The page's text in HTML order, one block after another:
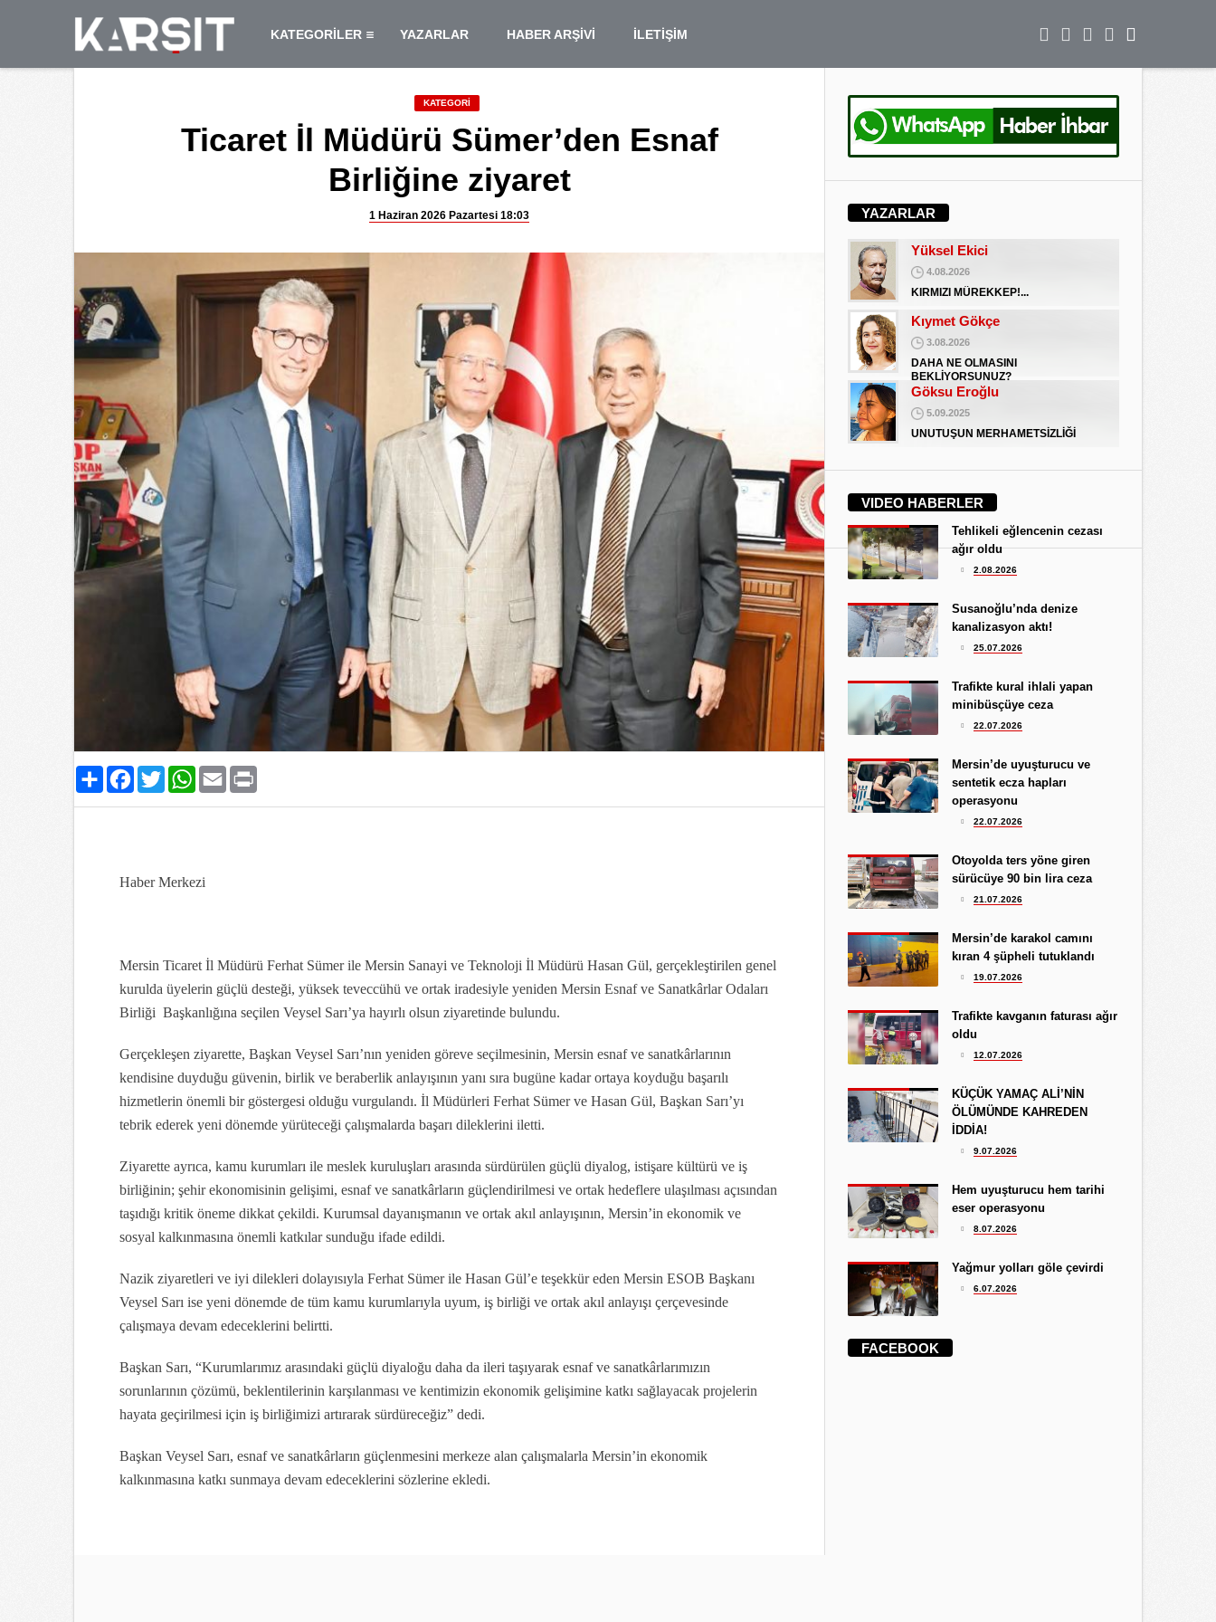
KATEGORİLER YAZARLAR HABER ARŞİVİ İLETİŞİM
KATEGORİ
Ticaret İl Müdürü Sümer’den Esnaf
Birliğine ziyaret
1 Haziran 2026 Pazartesi 18:03
PaylaşFacebook
TwitterWhatsApp
Email
Haber Merkezi
Mersin Ticaret İl Müdürü Ferhat Sümer ile Mersin Sanayi ve Teknoloji İl Müdürü Hasan Gül, gerçekleştirilen genel
kurulda üyelerin güçlü desteği, yüksek teveccühü ve ortak iradesiyle yeniden Mersin Esnaf ve Sanatkârlar Odaları
Birliği Başkanlığına seçilen Veysel Sarı’ya hayırlı olsun ziyaretinde bulundu.
Gerçekleşen ziyarette, Başkan Veysel Sarı’nın yeniden göreve seçilmesinin, Mersin esnaf ve sanatkârlarının
kendisine duyduğu güvenin, birlik ve beraberlik anlayışının yanı sıra bugüne kadar ortaya koyduğu başarılı
hizmetlerin önemli bir göstergesi olduğu vurgulandı. İl Müdürleri Ferhat Sümer ve Hasan Gül, Başkan Sarı’yı
tebrik ederek yeni dönemde yürüteceği çalışmalarda başarı dileklerini iletti.
Ziyarette ayrıca, kamu kurumları ile meslek kuruluşları arasında sürdürülen güçlü diyalog, istişare kültürü ve iş
birliğinin; şehir ekonomisinin gelişimi, esnaf ve sanatkârların güçlendirilmesi ve ortak hedeflere ulaşılması açısından
taşıdığı kritik öneme dikkat çekildi. Kurumsal dayanışmanın ve ortak akıl anlayışının, Mersin’in ekonomik ve
sosyal kalkınmasına önemli katkılar sunduğu ifade edildi.
Nazik ziyaretleri ve iyi dilekleri dolayısıyla Ferhat Sümer ile Hasan Gül’e teşekkür eden Mersin ESOB Başkanı
Veysel Sarı ise yeni dönemde de tüm kamu kurumlarıyla uyum, iş birliği ve ortak akıl anlayışı çerçevesinde
çalışmaya devam edeceklerini belirtti.
Başkan Sarı, “Kurumlarımız arasındaki güçlü diyaloğu daha da ileri taşıyarak esnaf ve sanatkârlarımızın
sorunlarının çözümü, beklentilerinin karşılanması ve kentimizin ekonomik gelişimine katkı sağlayacak projelerin
hayata geçirilmesi için iş birliğimizi artırarak sürdüreceğiz” dedi.
Başkan Veysel Sarı, esnaf ve sanatkârların güçlenmesini merkeze alan çalışmalarla Mersin’in ekonomik
kalkınmasına katkı sunmaya devam edeceklerini sözlerine ekledi.
YAZARLAR
Hediye Eroğlu
3.08.2026
Koray Ünlü
BATSIN BU DÜNYA
Yüksel Ekici
4.08.2026
KIRMIZI MÜREKKEP!...
Kıymet Gökçe
3.08.2026
DAHA NE OLMASINI
BEKLİYORSUNUZ?
Göksu Eroğlu
5.09.2025
UNUTUŞUN MERHAMETSİZLİĞİ
İŞGALCİ GÖRÜNÜMLÜ HALK!
Koray Ünlü
10.09.2024
BATSIN BU DÜNYA
Yüksel Ekici
4.08.2026
KIRMIZI MÜREKKEP!...
3.08.2026
DAHA NE OLMASINI
BEKLİYORSUNUZ?
5.09.2025
UNUTUŞUN MERHAMETSİZLİĞİ
Hediye Eroğlu
İŞGALCİ GÖRÜNÜMLÜ HALK!
Koray Ünlü
10.09.2024
VIDEO HABERLER
Tehlikeli eğlencenin cezası
ağır oldu
2.08.2026
Susanoğlu’nda denize
kanalizasyon aktı!
25.07.2026
Trafikte kural ihlali yapan
minibüsçüye ceza
22.07.2026
Mersin’de uyuşturucu ve
sentetik ecza hapları
operasyonu
22.07.2026
Otoyolda ters yöne giren
sürücüye 90 bin lira ceza
21.07.2026
Mersin’de karakol camını
kıran 4 şüpheli tutuklandı
19.07.2026
Trafikte kavganın faturası ağır
oldu
12.07.2026
KÜÇÜK YAMAÇ ALİ’NİN
ÖLÜMÜNDE KAHREDEN
İDDİA!
9.07.2026
Hem uyuşturucu hem tarihi
eser operasyonu
8.07.2026
Yağmur yolları göle çevirdi
6.07.2026
FACEBOOK